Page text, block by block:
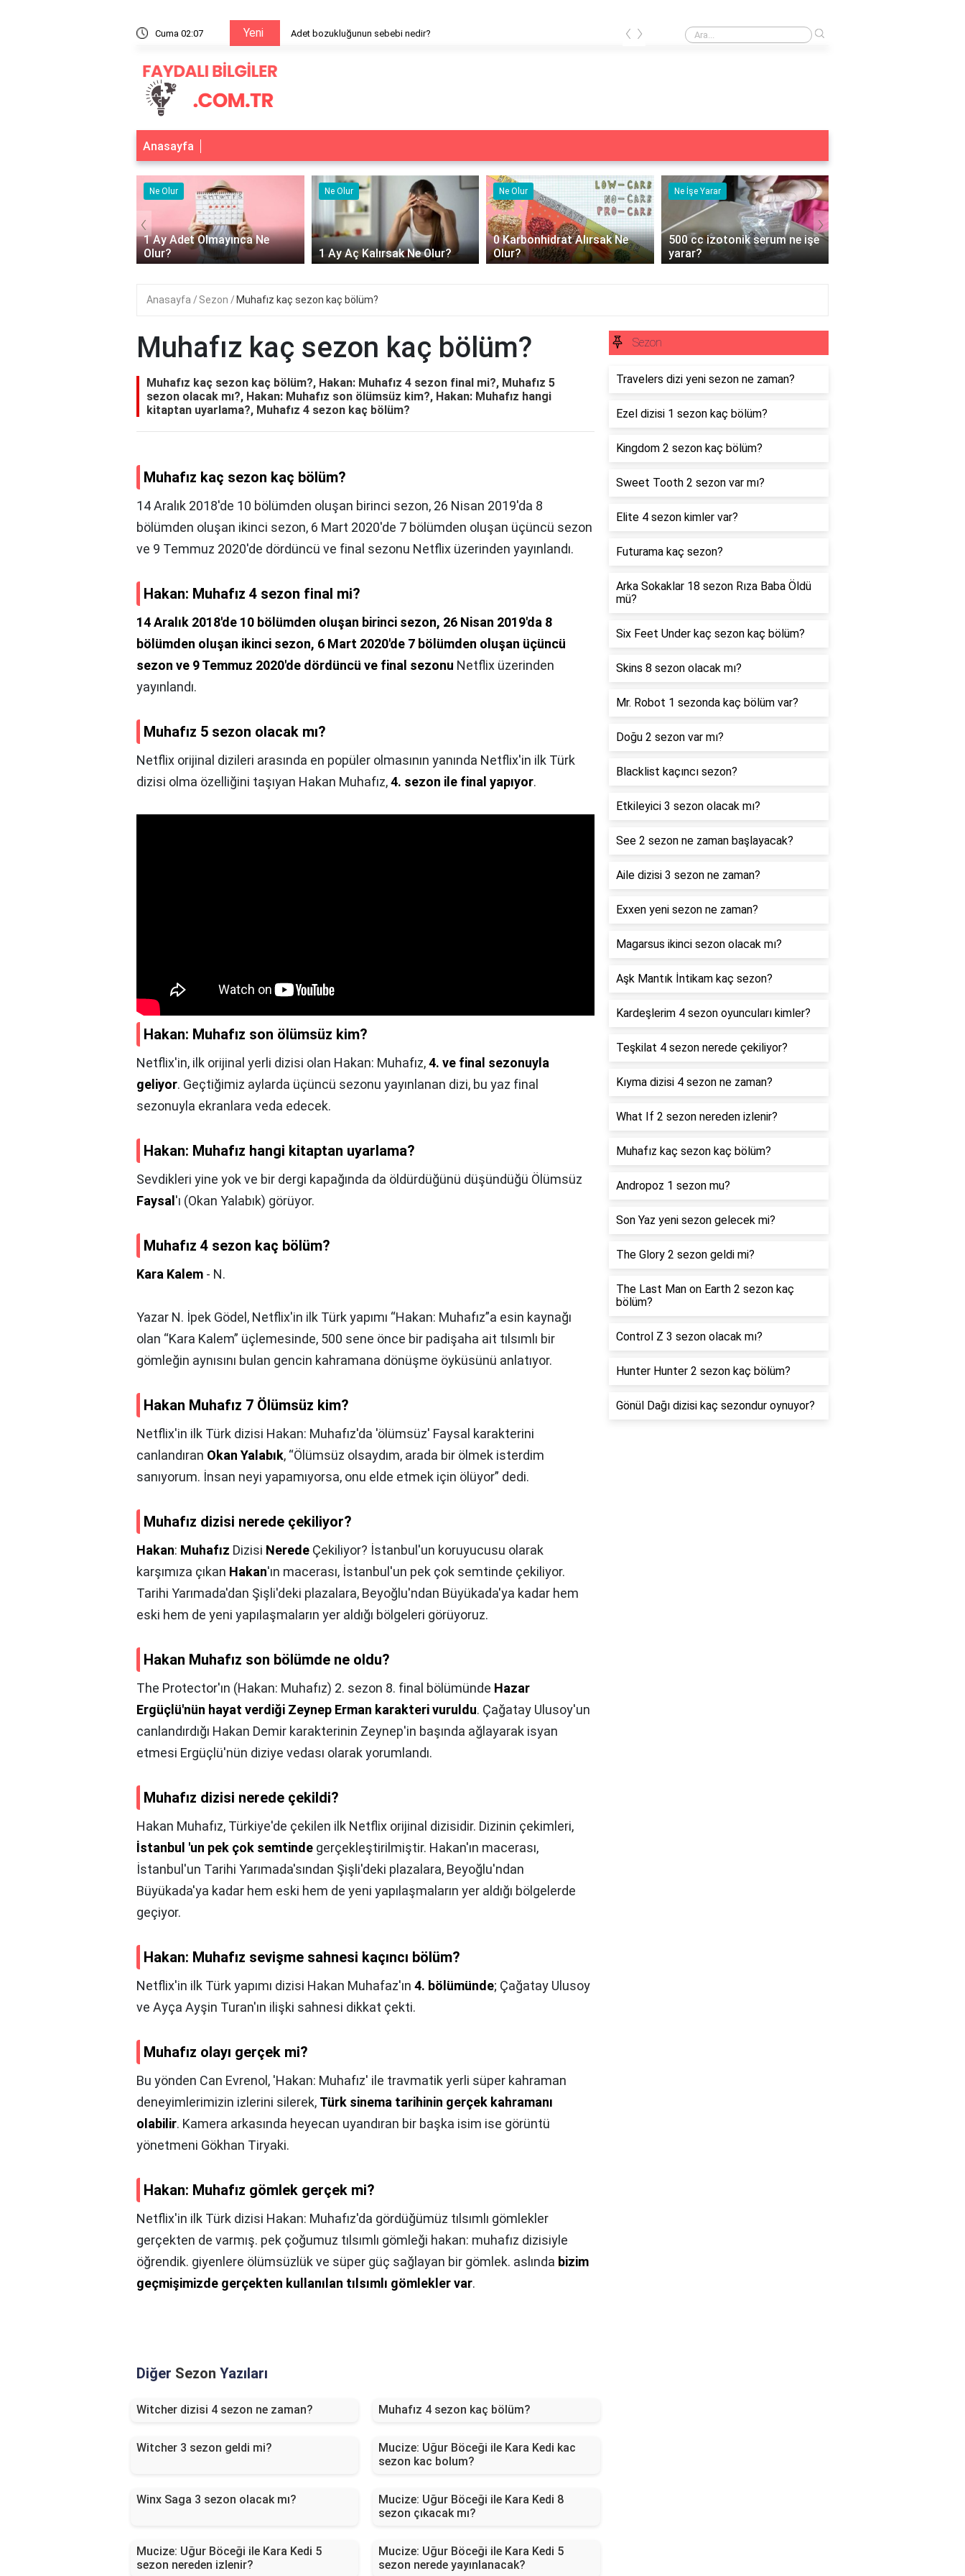
Cuma 02:07 Yeni Adet bozukluğunun sebebi nedir? Adet bozukluğunun sebebi nedir?
‹ ›
Anasayfa
Ne Olur
1 Ay Aç Kalırsak Ne Olur?
Ne Olur
0 Karbonhidrat Alırsak Ne
Olur?
Ne İşe Yarar
500 cc izotonik serum ne işe
yarar?
Ne İşe Yarar
5 duyu organımız ne işe
yarar?
‹ ›
Anasayfa Sezon Muhafız kaç sezon kaç bölüm?
Muhafız kaç sezon kaç bölüm?
Muhafız kaç sezon kaç bölüm?, Hakan: Muhafız 4 sezon final mi?, Muhafız 5
sezon olacak mı?, Hakan: Muhafız son ölümsüz kim?, Hakan: Muhafız hangi
kitaptan uyarlama?, Muhafız 4 sezon kaç bölüm?
Muhafız kaç sezon kaç bölüm?
14 Aralık 2018'de 10 bölümden oluşan birinci sezon, 26 Nisan 2019'da 8
bölümden oluşan ikinci sezon, 6 Mart 2020'de 7 bölümden oluşan üçüncü sezon
ve 9 Temmuz 2020'de dördüncü ve final sezonu Netflix üzerinden yayınlandı.
Hakan: Muhafız 4 sezon final mi?
14 Aralık 2018'de 10 bölümden oluşan birinci sezon, 26 Nisan 2019'da 8
bölümden oluşan ikinci sezon, 6 Mart 2020'de 7 bölümden oluşan üçüncü
sezon ve 9 Temmuz 2020'de dördüncü ve final sezonu Netflix üzerinden
yayınlandı.
Muhafız 5 sezon olacak mı?
Netflix orijinal dizileri arasında en popüler olmasının yanında Netflix'in ilk Türk
dizisi olma özelliğini taşıyan Hakan Muhafız,4. sezon ile final yapıyor.
Hakan: Muhafız son ölümsüz kim?
Netflix'in, ilk orijinal yerli dizisi olan Hakan: Muhafız,4. ve final sezonuyla
geliyor. Geçtiğimiz aylarda üçüncü sezonu yayınlanan dizi, bu yaz final
sezonuyla ekranlara veda edecek.
Hakan: Muhafız hangi kitaptan uyarlama?
Sevdikleri yine yok ve bir dergi kapağında da öldürdüğünü düşündüğü Ölümsüz
Faysal 'ı (Okan Yalabık) görüyor.
Muhafız 4 sezon kaç bölüm?
Kara Kalem - N.
Yazar N. İpek Gödel, Netflix'in ilk Türk yapımı “Hakan: Muhafız”a esin kaynağı
olan “Kara Kalem” üçlemesinde, 500 sene önce bir padişaha ait tılsımlı bir
gömleğin aynısını bulan gencin kahramana dönüşme öyküsünü anlatıyor.
Hakan Muhafız 7 Ölümsüz kim?
Netflix'in ilk Türk dizisi Hakan: Muhafız'da 'ölümsüz' Faysal karakterini
canlandıran Okan Yalabık, “Ölümsüz olsaydım, arada bir ölmek isterdim
sanıyorum. İnsan neyi yapamıyorsa, onu elde etmek için ölüyor” dedi.
Muhafız dizisi nerede çekiliyor?
Hakan: Muhafız Dizisi Nerede Çekiliyor? İstanbul'un koruyucusu olarak
karşımıza çıkan Hakan'ın macerası, İstanbul'un pek çok semtinde çekiliyor.
Tarihi Yarımada'dan Şişli'deki plazalara, Beyoğlu'ndan Büyükada'ya kadar hem
eski hem de yeni yapılaşmaların yer aldığı bölgeleri görüyoruz.
Hakan Muhafız son bölümde ne oldu?
The Protector'ın (Hakan: Muhafız) 2. sezon 8. final bölümünde Hazar
Ergüçlü'nün hayat verdiği Zeynep Erman karakteri vuruldu. Çağatay Ulusoy'un
canlandırdığı Hakan Demir karakterinin Zeynep'in başında ağlayarak isyan
etmesi Ergüçlü'nün diziye vedası olarak yorumlandı.
Muhafız dizisi nerede çekildi?
Hakan Muhafız, Türkiye'de çekilen ilk Netflix orijinal dizisidir. Dizinin çekimleri,
İstanbul 'un pek çok semtinde gerçekleştirilmiştir. Hakan'ın macerası,
İstanbul'un Tarihi Yarımada'sından Şişli'deki plazalara, Beyoğlu'ndan
Büyükada'ya kadar hem eski hem de yeni yapılaşmaların yer aldığı bölgelerde
geçiyor.
Hakan: Muhafız sevişme sahnesi kaçıncı bölüm?
Netflix'in ilk Türk yapımı dizisi Hakan Muhafaz'ın 4. bölümünde; Çağatay Ulusoy
ve Ayça Ayşin Turan'ın ilişki sahnesi dikkat çekti.
Muhafız olayı gerçek mi?
Bu yönden Can Evrenol, 'Hakan: Muhafız' ile travmatik yerli süper kahraman
deneyimlerimizin izlerini silerek, Türk sinema tarihinin gerçek kahramanı
olabilir. Kamera arkasında heyecan uyandıran bir başka isim ise görüntü
yönetmeni Gökhan Tiryaki.
Hakan: Muhafız gömlek gerçek mi?
Netflix'in ilk Türk dizisi Hakan: Muhafız'da gördüğümüz tılsımlı gömlekler
gerçekten de varmış. pek çoğumuz tılsımlı gömleği hakan: muhafız dizisiyle
öğrendik. giyenlere ölümsüzlük ve süper güç sağlayan bir gömlek. aslında bizim
geçmişimizde gerçekten kullanılan tılsımlı gömlekler var.
Diğer Sezon Yazıları
Witcher dizisi 4 sezon ne zaman? Muhafız 4 sezon kaç bölüm?
Witcher 3 sezon geldi mi?
Mucize: Uğur Böceği ile Kara Kedi kac
sezon kac bolum?
Winx Saga 3 sezon olacak mı?
Mucize: Uğur Böceği ile Kara Kedi 8
sezon çıkacak mı?
Mucize: Uğur Böceği ile Kara Kedi 5
sezon nereden izlenir?
Mucize: Uğur Böceği ile Kara Kedi 5
sezon nerede yayınlanacak?
Sezon
Travelers dizi yeni sezon ne zaman?
Ezel dizisi 1 sezon kaç bölüm?
Kingdom 2 sezon kaç bölüm?
Sweet Tooth 2 sezon var mı?
Elite 4 sezon kimler var?
Futurama kaç sezon?
Arka Sokaklar 18 sezon Rıza Baba Öldü
mü?
Six Feet Under kaç sezon kaç bölüm?
Skins 8 sezon olacak mı?
Mr. Robot 1 sezonda kaç bölüm var?
Doğu 2 sezon var mı?
Blacklist kaçıncı sezon?
Etkileyici 3 sezon olacak mı?
See 2 sezon ne zaman başlayacak?
Aile dizisi 3 sezon ne zaman?
Exxen yeni sezon ne zaman?
Magarsus ikinci sezon olacak mı?
Aşk Mantık İntikam kaç sezon?
Kardeşlerim 4 sezon oyuncuları kimler?
Teşkilat 4 sezon nerede çekiliyor?
Kıyma dizisi 4 sezon ne zaman?
What If 2 sezon nereden izlenir?
Muhafız kaç sezon kaç bölüm?
Andropoz 1 sezon mu?
Son Yaz yeni sezon gelecek mi?
The Glory 2 sezon geldi mi?
The Last Man on Earth 2 sezon kaç
bölüm?
Control Z 3 sezon olacak mı?
Hunter Hunter 2 sezon kaç bölüm?
Gönül Dağı dizisi kaç sezondur oynuyor?